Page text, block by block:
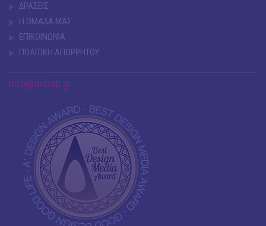
ΔΡΑΣΕΙΣ
Η ΟΜΑΔΑ ΜΑΣ
ΕΠΙΚΟΙΝΩΝΙΑ
ΠΟΛΙΤΙΚΗ ΑΠΟΡΡΗΤΟΥ
info@debop.gr